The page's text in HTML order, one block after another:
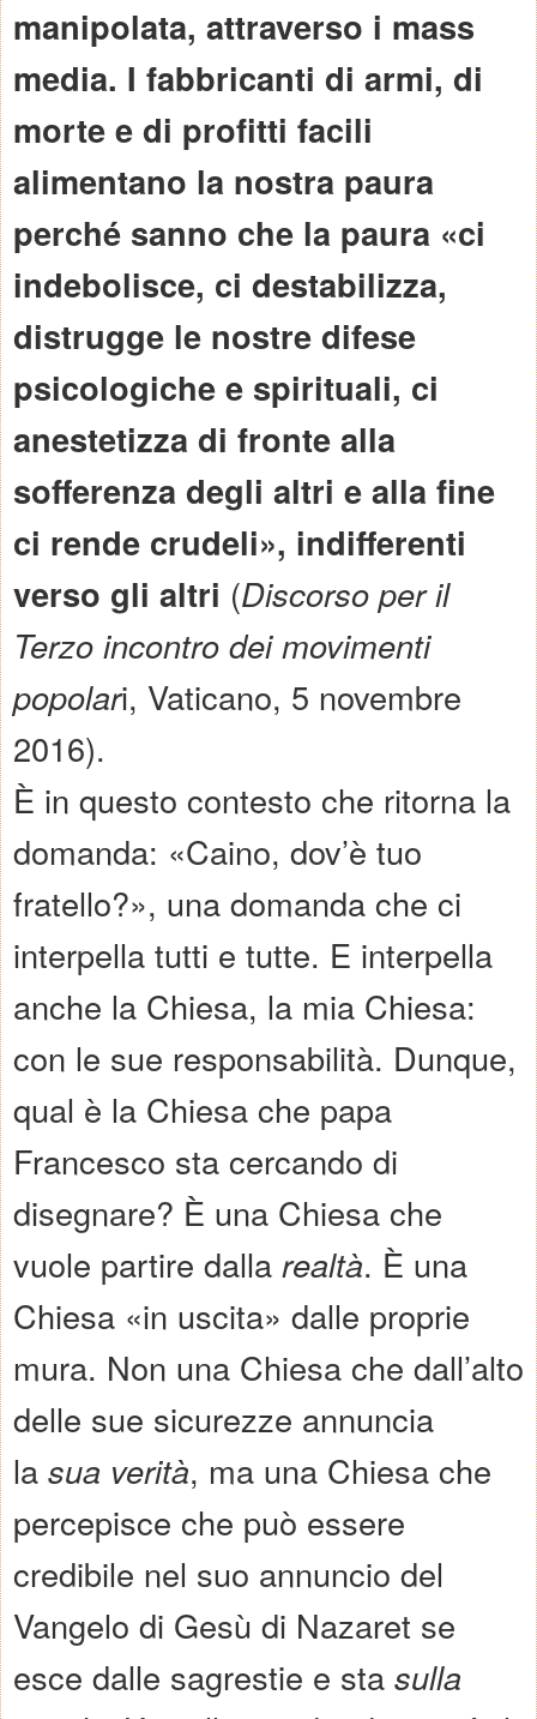
manipolata, attraverso i mass
media. I fabbricanti di armi, di
morte e di profitti facili
alimentano la nostra paura
perché sanno che la paura «ci
indebolisce, ci destabilizza,
distrugge le nostre difese
psicologiche e spirituali, ci
anestetizza di fronte alla
sofferenza degli altri e alla fine
ci rende crudeli», indifferenti
verso gli altri (Discorso per il
Terzo incontro dei movimenti
popolari, Vaticano, 5 novembre
2016).
È in questo contesto che ritorna la
domanda: «Caino, dov’è tuo
fratello?», una domanda che ci
interpella tutti e tutte. E interpella
anche la Chiesa, la mia Chiesa:
con le sue responsabilità. Dunque,
qual è la Chiesa che papa
Francesco sta cercando di
disegnare? È una Chiesa che
vuole partire dalla realtà. È una
Chiesa «in uscita» dalle proprie
mura. Non una Chiesa che dall’alto
delle sue sicurezze annuncia
la sua verità, ma una Chiesa che
percepisce che può essere
credibile nel suo annuncio del
Vangelo di Gesù di Nazaret se
esce dalle sagrestie e sta sulla